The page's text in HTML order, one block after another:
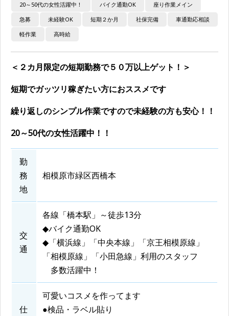
20～50代の女性活躍中！ バイク通勤OK
座り作業メイン
急募
未経験OK 短期２か月 社保完備
車通勤応相談
軽作業
高時給
＜２カ月限定の短期勤務で５０万以上ゲット！＞
短期でガッツリ稼ぎたい方におススメです
繰り返しのシンプル作業ですので未経験の方も安心！！
20～50代の女性活躍中！！
勤
務
地
相模原市緑区西橋本
交
通
各線「橋本駅」～徒歩13分
◆バイク通勤OK
◆「横浜線」「中央本線」「京王相模原線」
「相模原線」「小田急線」利用のスタッフ
多数活躍中！
仕
可愛いコスメを作ってます
●検品・ラベル貼り